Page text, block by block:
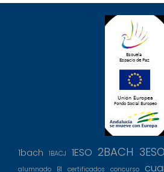
1bach 1BACJ 1ESO 2BACH 3ESO
alumnado
B1 certificados concurso